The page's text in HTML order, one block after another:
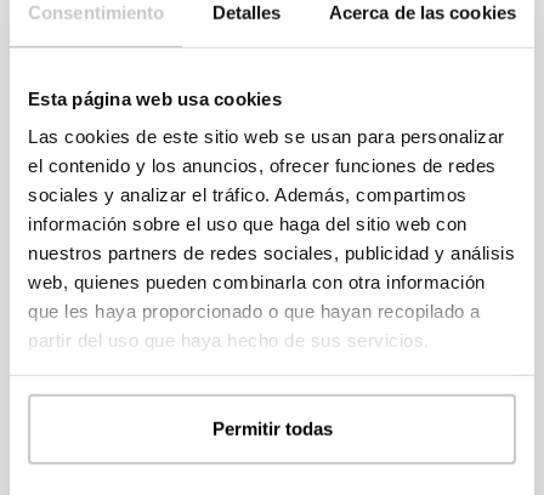
Consentimiento Detalles Acerca de las cookies
Esta página web usa cookies
Las cookies de este sitio web se usan para personalizar
el contenido y los anuncios, ofrecer funciones de redes
sociales y analizar el tráfico. Además, compartimos
información sobre el uso que haga del sitio web con
nuestros partners de redes sociales, publicidad y análisis
web, quienes pueden combinarla con otra información
que les haya proporcionado o que hayan recopilado a
partir del uso que haya hecho de sus servicios.
Permitir todas
Consulta modelos y precios
En nuestro Catálogo 111 dispones de más de cien
modelos de casas para escoger. Regístrate para
acceder a la información y precios de todos los
modelos.